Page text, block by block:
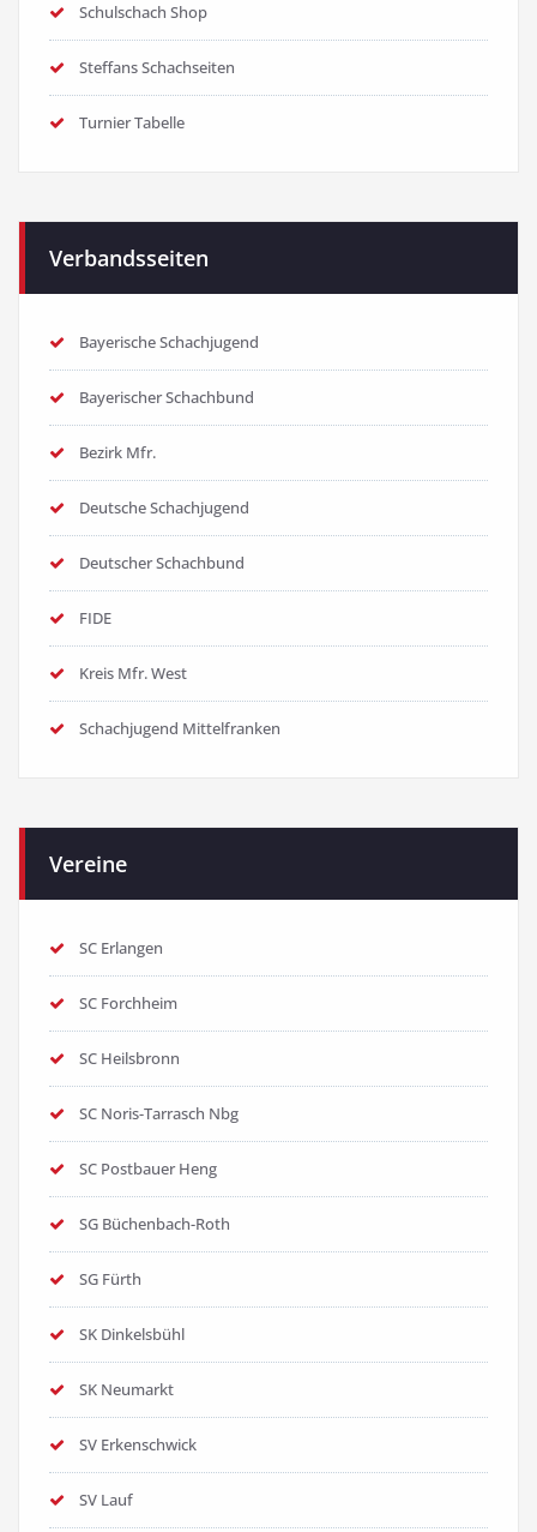
Schulschach Shop
Steffans Schachseiten
Turnier Tabelle
Verbandsseiten
Bayerische Schachjugend
Bayerischer Schachbund
Bezirk Mfr.
Deutsche Schachjugend
Deutscher Schachbund
FIDE
Kreis Mfr. West
Schachjugend Mittelfranken
Vereine
SC Erlangen
SC Forchheim
SC Heilsbronn
SC Noris-Tarrasch Nbg
SC Postbauer Heng
SG Büchenbach-Roth
SG Fürth
SK Dinkelsbühl
SK Neumarkt
SV Erkenschwick
SV Lauf